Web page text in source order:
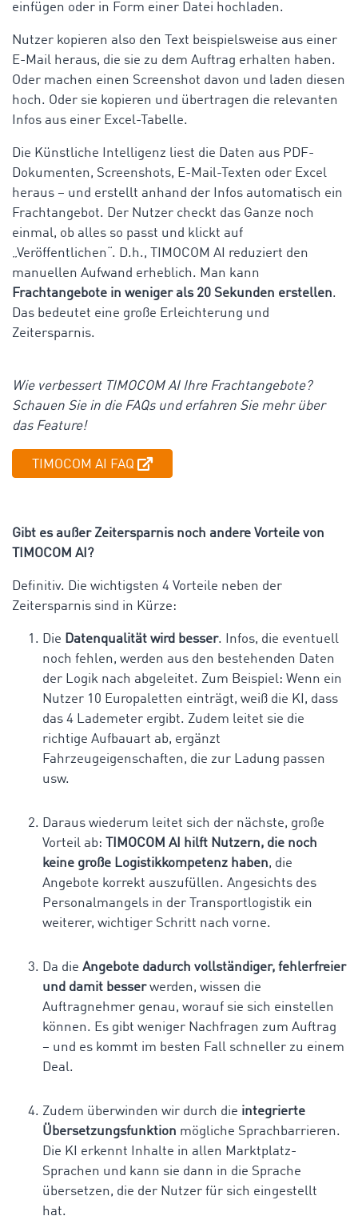
einfügen oder in Form einer Datei hochladen.
Nutzer kopieren also den Text beispielsweise aus einer
E-Mail heraus, die sie zu dem Auftrag erhalten haben.
Oder machen einen Screenshot davon und laden diesen
hoch. Oder sie kopieren und übertragen die relevanten
Infos aus einer Excel-Tabelle.
Die Künstliche Intelligenz liest die Daten aus PDF-
Dokumenten, Screenshots, E-Mail-Texten oder Excel
heraus – und erstellt anhand der Infos automatisch ein
Frachtangebot. Der Nutzer checkt das Ganze noch
einmal, ob alles so passt und klickt auf
„Veröffentlichen“. D.h., TIMOCOM AI reduziert den
manuellen Aufwand erheblich. Man kann
Frachtangebote in weniger als 20 Sekunden erstellen.
Das bedeutet eine große Erleichterung und
Zeitersparnis.
Wie verbessert TIMOCOM AI Ihre Frachtangebote?
Schauen Sie in die FAQs und erfahren Sie mehr über
das Feature!
TIMOCOM AI FAQ
Gibt es außer Zeitersparnis noch andere Vorteile von
TIMOCOM AI?
Definitiv. Die wichtigsten 4 Vorteile neben der
Zeitersparnis sind in Kürze:
Die Datenqualität wird besser. Infos, die eventuell
noch fehlen, werden aus den bestehenden Daten
der Logik nach abgeleitet. Zum Beispiel: Wenn ein
Nutzer 10 Europaletten einträgt, weiß die KI, dass
das 4 Lademeter ergibt. Zudem leitet sie die
richtige Aufbauart ab, ergänzt
Fahrzeugeigenschaften, die zur Ladung passen
usw.
Daraus wiederum leitet sich der nächste, große
Vorteil ab:
TIMOCOM AI hilft Nutzern, die noch
keine große Logistikkompetenz haben, die
Angebote korrekt auszufüllen. Angesichts des
Personalmangels in der Transportlogistik ein
weiterer, wichtiger Schritt nach vorne.
Da die Angebote dadurch vollständiger, fehlerfreier
und damit besserwerden, wissen die
Auftragnehmer genau, worauf sie sich einstellen
können. Es gibt weniger Nachfragen zum Auftrag
– und es kommt im besten Fall schneller zu einem
Deal.
Zudem überwinden wir durch die integrierte
Übersetzungsfunktion mögliche Sprachbarrieren.
Die KI erkennt Inhalte in allen Marktplatz-
Sprachen und kann sie dann in die Sprache
übersetzen, die der Nutzer für sich eingestellt
hat.